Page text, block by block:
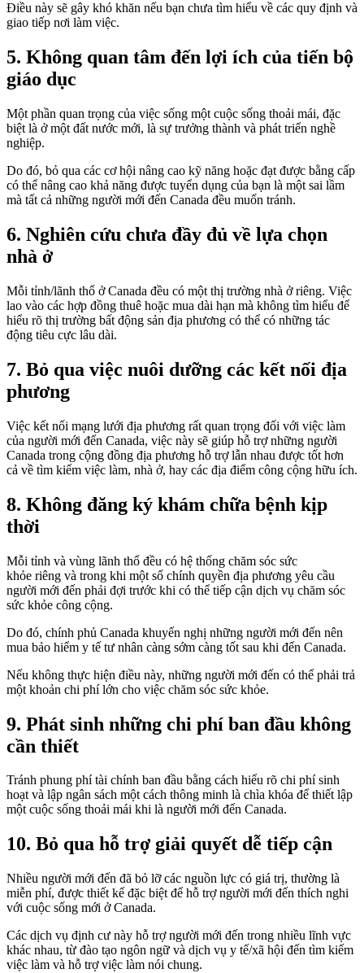
Điều này sẽ gây khó khăn nếu bạn chưa tìm hiểu về các quy định và
giao tiếp nơi làm việc.
5. Không quan tâm đến lợi ích của tiến bộ
giáo dục
Một phần quan trọng của việc sống một cuộc sống thoải mái, đặc
biệt là ở một đất nước mới, là sự trưởng thành và phát triển nghề
nghiệp.
Do đó, bỏ qua các cơ hội nâng cao kỹ năng hoặc đạt được bằng cấp
có thể nâng cao khả năng được tuyển dụng của bạn là một sai lầm
mà tất cả những người mới đến Canada đều muốn tránh.
6. Nghiên cứu chưa đầy đủ về lựa chọn
nhà ở
Mỗi tỉnh/lãnh thổ ở Canada đều có một thị trường nhà ở riêng. Việc
lao vào các hợp đồng thuê hoặc mua dài hạn mà không tìm hiểu để
hiểu rõ thị trường bất động sản địa phương có thể có những tác
động tiêu cực lâu dài.
7. Bỏ qua việc nuôi dưỡng các kết nối địa
phương
Việc kết nối mạng lưới địa phương rất quan trọng đối với việc làm
của người mới đến Canada, việc này sẽ giúp hỗ trợ những người
Canada trong cộng đồng địa phương hỗ trợ lẫn nhau được tốt hơn
cả về tìm kiếm việc làm, nhà ở, hay các địa điểm công cộng hữu ích.
8. Không đăng ký khám chữa bệnh kịp
thời
Mỗi tỉnh và vùng lãnh thổ đều có hệ thống chăm sóc sức
khỏe riêng và trong khi một số chính quyền địa phương yêu cầu
người mới đến phải đợi trước khi có thể tiếp cận dịch vụ chăm sóc
sức khỏe công cộng.
Do đó, chính phủ Canada khuyến nghị những người mới đến nên
mua bảo hiểm y tế tư nhân càng sớm càng tốt sau khi đến Canada.
Nếu không thực hiện điều này, những người mới đến có thể phải trả
một khoản chi phí lớn cho việc chăm sóc sức khỏe.
9. Phát sinh những chi phí ban đầu không
cần thiết
Tránh phung phí tài chính ban đầu bằng cách hiểu rõ chi phí sinh
hoạt và lập ngân sách một cách thông minh là chìa khóa để thiết lập
một cuộc sống thoải mái khi là người mới đến Canada.
10. Bỏ qua hỗ trợ giải quyết dễ tiếp cận
Nhiều người mới đến đã bỏ lỡ các nguồn lực có giá trị, thường là
miễn phí, được thiết kế đặc biệt để hỗ trợ người mới đến thích nghi
với cuộc sống mới ở Canada.
Các dịch vụ định cư này hỗ trợ người mới đến trong nhiều lĩnh vực
khác nhau, từ đào tạo ngôn ngữ và dịch vụ y tế/xã hội đến tìm kiếm
việc làm và hỗ trợ việc làm nói chung.